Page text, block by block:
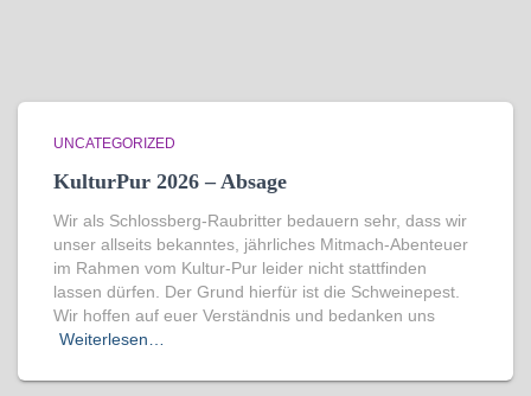
UNCATEGORIZED
KulturPur 2026 – Absage
Wir als Schlossberg-Raubritter bedauern sehr, dass wir
unser allseits bekanntes, jährliches Mitmach-Abenteuer
im Rahmen vom Kultur-Pur leider nicht stattfinden
lassen dürfen. Der Grund hierfür ist die Schweinepest.
Wir hoffen auf euer Verständnis und bedanken uns
Weiterlesen…